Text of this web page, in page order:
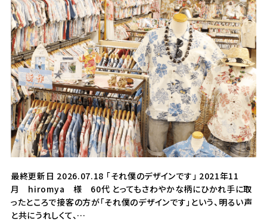
最終更新日 2026.07.18 「それ僕のデザインです」 2021年11
月 hiromya 様 60代 とってもさわやかな柄にひかれ手に取
ったところで接客の方が「それ僕のデザインです」という、明るい声
と共にうれしくて、…